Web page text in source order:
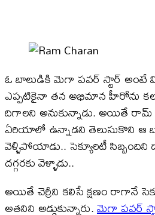
ఓ బాలుడికి మెగా పవర్ స్టార్
ఎప్పటికైనా తన అభిమాన హీరోను
దిగాలని అనుకున్నాడు. అయితే
ఏరియాలో ఉన్నాడని తెలుసుకొని ఆ
వెళ్ళిపోయాడు.. సెక్యూరిటీ
దగ్గరకు వెళ్ళాడు..
అయితే చెర్రీని కలిసే క్షణం రాగానే
అతనిని అడ్డుకున్నారు.మెగా పవర్